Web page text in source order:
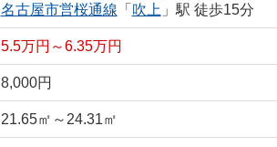
名古屋市営桜通線 「 吹上」駅 徒歩15分
5.5万円～6.35万円
8,000円
21.65㎡～24.31㎡